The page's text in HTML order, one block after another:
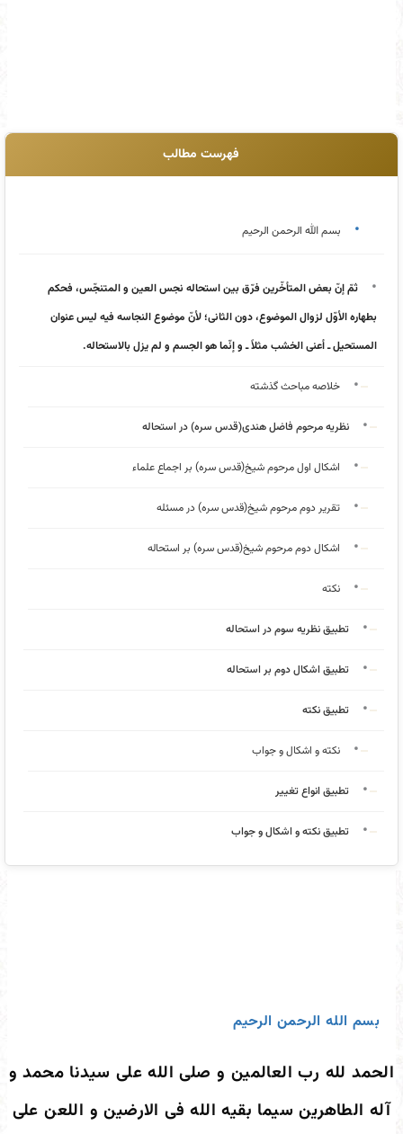
فهرست مطالب
بسم الله الرحمن الرحیم
ثمّ إنّ بعض المتأخّرین فرّق بین استحاله نجس العین و المتنجّس، فحکم
بطهاره الأوّل لزوال الموضوع، دون الثانی؛ لأنّ موضوع النجاسه فیه لیس عنوان
المستحیل ـ أعنی الخشب مثلاً ـ و إنّما هو الجسم و لم یزل بالاستحاله.
خلاصه مباحث گذشته
نظریه مرحوم فاضل هندی(قدس سره) در استحاله
اشکال اول مرحوم شیخ(قدس سره) بر اجماع علماء
تقریر دوم مرحوم شیخ(قدس سره) در مسئله
اشکال دوم مرحوم شیخ(قدس سره) بر استحاله
نکته
تطبیق نظریه سوم در استحاله
تطبیق اشکال دوم بر استحاله
تطبیق نکته
نکته و اشکال و جواب
تطبیق انواع تغییر
تطبیق نکته و اشکال و جواب
بسم الله الرحمن الرحیم
الحمد لله رب العالمین و صلی الله علی سیدنا محمد و
آله الطاهرین سیما بقیه الله فی الارضین و اللعن علی